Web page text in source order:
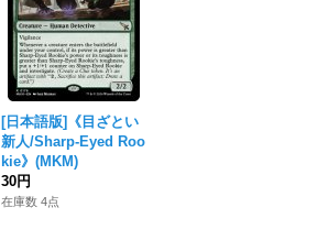
[日本語版]《目ざとい
新人/Sharp-Eyed Roo
kie》(MKM)
30円
在庫数 4点